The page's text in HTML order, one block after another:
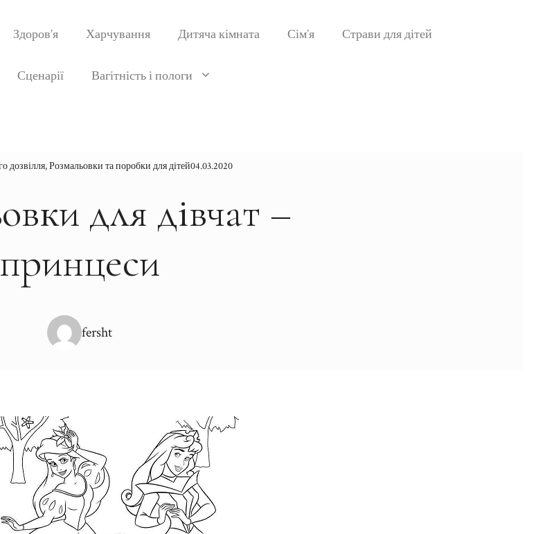
Здоров’я Харчування Дитяча кімната Сім’я Страви для дітей
Сценарії Вагітність і пологи
дозвілля,Розмальовки та поробки для дітей04.03.2020
для дівчат –
принцеси
fersht